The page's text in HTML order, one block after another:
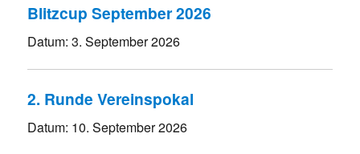
Blitzcup September 2026
Datum:3. September 2026
2. Runde Vereinspokal
Datum: 10. September 2026